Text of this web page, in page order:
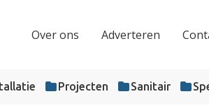
Over ons Adverteren
Projecten Sanitair